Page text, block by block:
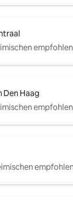
empfohlen
Den Haag
empfohlen